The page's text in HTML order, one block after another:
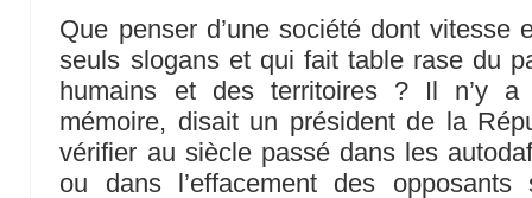
Que penser d’une société dont vitesse
seuls slogans et qui fait table rase du
humains et des territoires ? Il n’y a
mémoire, disait un président de la
vérifier au siècle passé dans les
ou dans l’effacement des